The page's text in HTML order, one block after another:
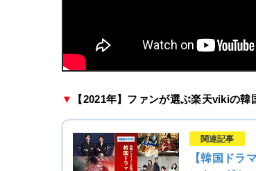
▼ 【2021年】ファンが選ぶ楽天vikiの韓
関連記事
【韓国ドラ